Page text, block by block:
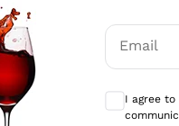
Email
I agree